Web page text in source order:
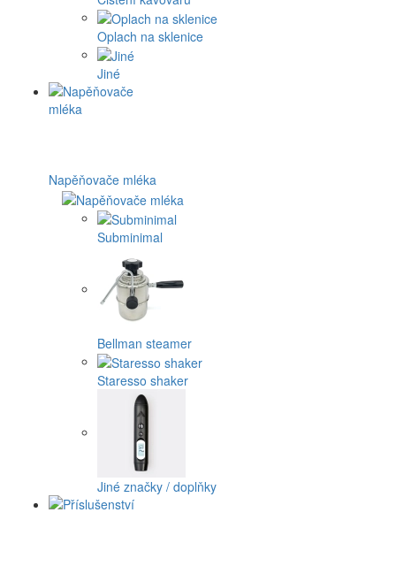
Oplach na sklenice
Jiné
Napěňovače mléka
Subminimal
Bellman steamer
Staresso shaker
Jiné značky / doplňky